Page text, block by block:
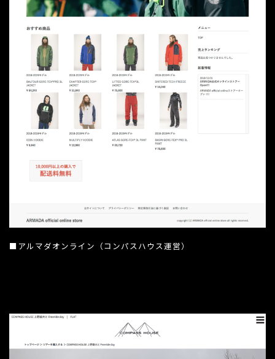
■アルマダオンライン（コンパスハウス運営）